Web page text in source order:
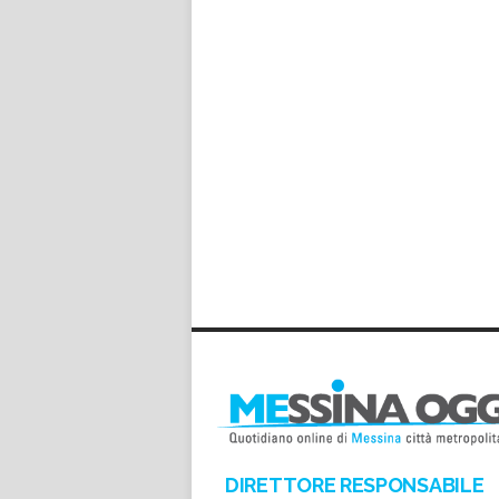
DIRETTORE RESPONSABILE